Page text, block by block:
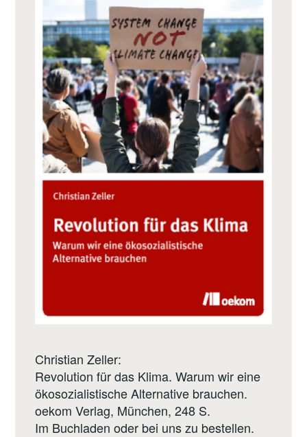
Christian Zeller:
Revolution für das Klima. Warum wir eine
ökosozialistische Alternative brauchen.
oekom Verlag, München, 248 S.
Im Buchladen oder bei uns zu bestellen.